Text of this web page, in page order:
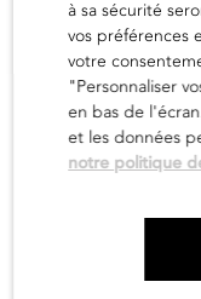
en savoir
à sa sécurité
vos préférences
votre
"Personnaliser
en bas de
et les données
notre politique